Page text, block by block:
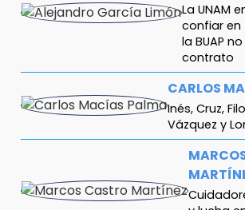
La UNAM
confiar en
la BUAP
contrato
CARLOS
Inés, Cruz,
Vázquez y